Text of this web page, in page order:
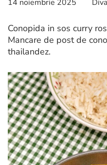
14 noiembrie 2025
Conopida in sos curry
Mancare de post de
thailandez.